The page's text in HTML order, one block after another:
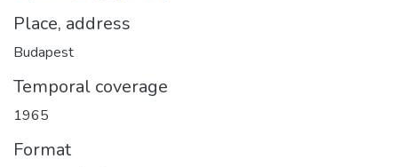
Place, address
Budapest
Temporal coverage
1965
Format